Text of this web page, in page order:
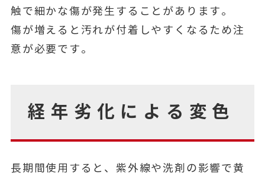
触で細かな傷が発生することがあります。
傷が増えると汚れが付着しやすくなるため注
意が必要です。
経年劣化による変色
長期間使用すると、紫外線や洗剤の影響で黄